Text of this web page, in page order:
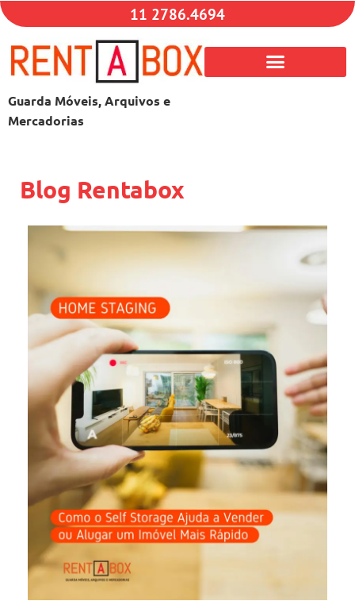
11 2786.4694
Guarda Móveis, Arquivos e
Mercadorias
Blog Rentabox